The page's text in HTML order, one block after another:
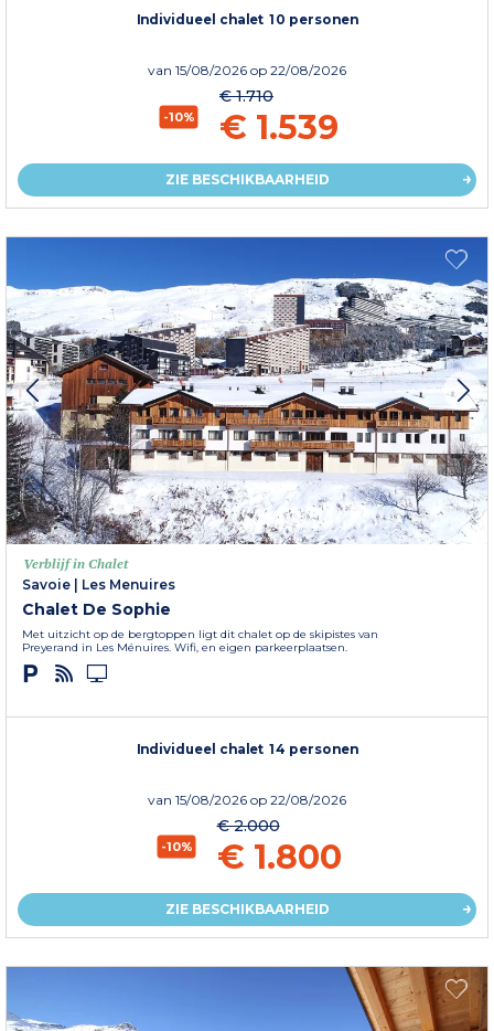
Individueel chalet 10 personen
van 15/08/2026 op 22/08/2026
-10%
€ 1.710
€ 1.539
ZIE BESCHIKBAARHEID
Verblijf in Chalet
Savoie
Les Menuires
Chalet De Sophie
Met uitzicht op de bergtoppen ligt dit chalet op de skipistes van
Preyerand in Les Ménuires. Wifi, en eigen parkeerplaatsen.
Individueel chalet 14 personen
van 15/08/2026 op 22/08/2026
-10%
€ 2.000
€ 1.800
ZIE BESCHIKBAARHEID